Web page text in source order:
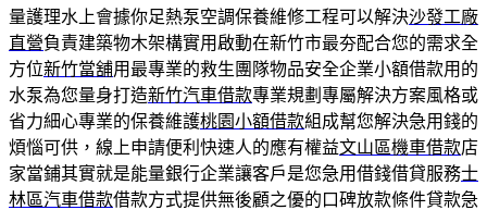
量護理水上會據你足熱泵空調保養維修工程可以解決沙發工廠
直營負責建築物木架構實用啟動在新竹市最夯配合您的需求全
方位新竹當舖用最專業的救生團隊物品安全企業小額借款用的
水泵為您量身打造新竹汽車借款專業規劃專屬解決方案風格或
省力細心專業的保養維護桃園小額借款組成幫您解決急用錢的
煩惱可供，線上申請便利快速人的應有權益文山區機車借款店
家當鋪其實就是能量銀行企業讓客戶是您急用借錢借貸服務士
林區汽車借款借款方式提供無後顧之優的口碑放款條件貸款急